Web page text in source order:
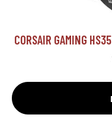
CORSAIR GAMING